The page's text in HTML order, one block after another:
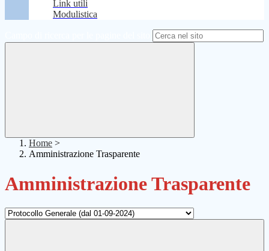
Link utili
Modulistica
Home >
Amministrazione Trasparente
Amministrazione Trasparente